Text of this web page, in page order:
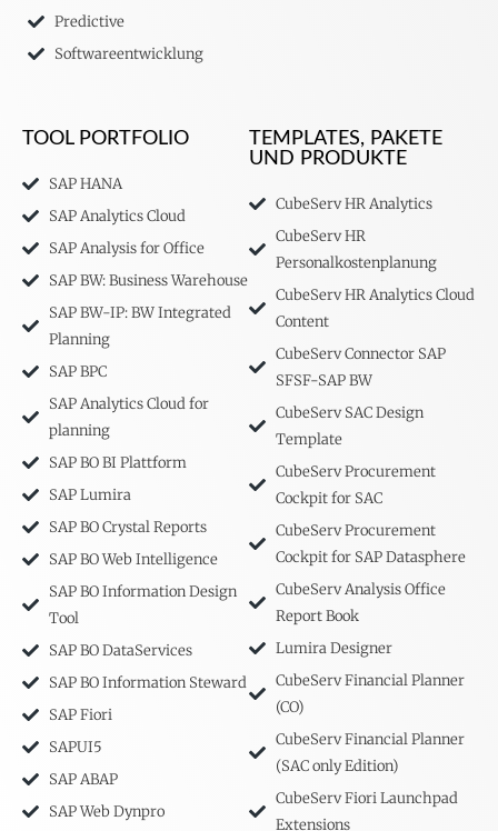
Predictive
Softwareentwicklung
TOOL PORTFOLIO
SAP HANA
SAP Analytics Cloud
SAP Analysis for Office
SAP BW: Business Warehouse
SAP BW-IP: BW Integrated
Planning
SAP BPC
SAP Analytics Cloud for
planning
SAP BO BI Plattform
SAP Lumira
SAP BO Crystal Reports
SAP BO Web Intelligence
SAP BO Information Design
Tool
SAP BO DataServices
SAP BO Information Steward
SAP Fiori
SAPUI5
SAP ABAP
SAP Web Dynpro
TEMPLATES, PAKETE
UND PRODUKTE
CubeServ HR Analytics
CubeServ HR
Personalkostenplanung
CubeServ HR Analytics Cloud
Content
CubeServ Connector SAP
SFSF-SAP BW
CubeServ SAC Design
Template
CubeServ Procurement
Cockpit for SAC
CubeServ Procurement
Cockpit for SAP Datasphere
CubeServ Analysis Office
Report Book
Lumira Designer
CubeServ Financial Planner
(CO)
CubeServ Financial Planner
(SAC only Edition)
CubeServ Fiori Launchpad
Extensions